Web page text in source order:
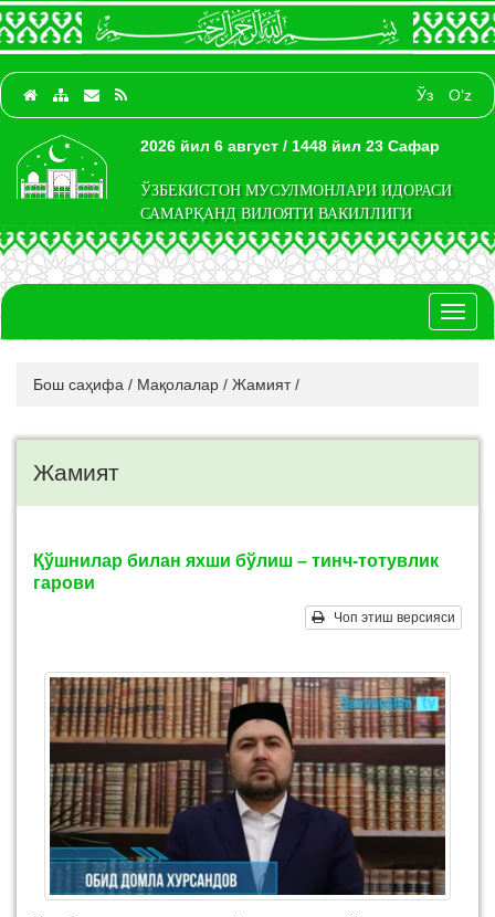
Ўз O‘z
2026 йил 6 август / 1448 йил 23 Сафар
ЎЗБЕКИСТОН МУСУЛМОНЛАРИ ИДОРАСИ
САМАРҚАНД ВИЛОЯТИ ВАКИЛЛИГИ
Бош саҳифа / Мақолалар / Жамият /
Жамият
Қўшнилар билан яхши бўлиш – тинч-тотувлик
гарови
Чоп этиш версияси